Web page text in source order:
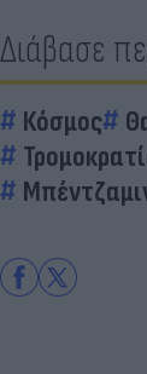
Διάβασε
Κόσμος